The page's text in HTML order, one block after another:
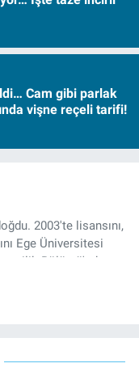
Cam gibi parlak
vişne reçeli tarifi!
2003'te lisansını,
Ege Üniversitesi
Bölümü'nde
"İdeoloji ve
adlı kitabı,